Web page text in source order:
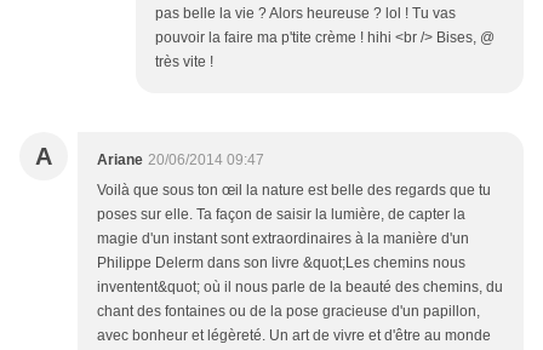
pas belle la vie ? Alors heureuse ? lol ! Tu vas
pouvoir la faire ma p'tite crème ! hihi <br /> Bises, @
très vite !
A Ariane 20/06/2014 09:47
Voilà que sous ton œil la nature est belle des regards que tu
poses sur elle. Ta façon de saisir la lumière, de capter la
magie d'un instant sont extraordinaires à la manière d'un
Philippe Delerm dans son livre &quot;Les chemins nous
inventent&quot; où il nous parle de la beauté des chemins, du
chant des fontaines ou de la pose gracieuse d'un papillon,
avec bonheur et légèreté. Un art de vivre et d'être au monde